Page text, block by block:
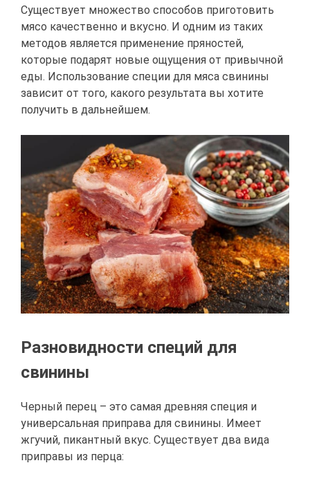
Существует множество способов приготовить
мясо качественно и вкусно. И одним из таких
методов является применение пряностей,
которые подарят новые ощущения от привычной
еды. Использование специи для мяса свинины
зависит от того, какого результата вы хотите
получить в дальнейшем.
Разновидности специй для
свинины
Черный перец – это самая древняя специя и
универсальная приправа для свинины. Имеет
жгучий, пикантный вкус. Существует два вида
приправы из перца: